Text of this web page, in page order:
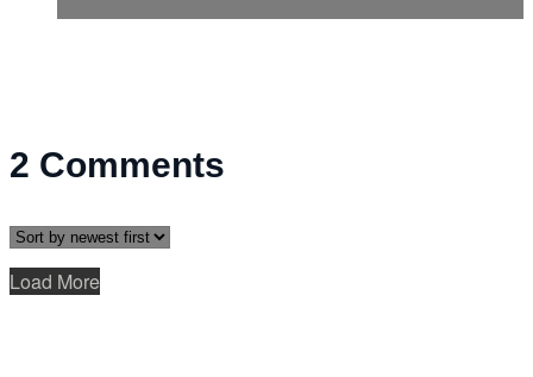
2 Comments
Load More